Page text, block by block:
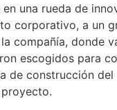
una rueda de
corporativo, a un
compañía, donde
escogidos para
de construcción